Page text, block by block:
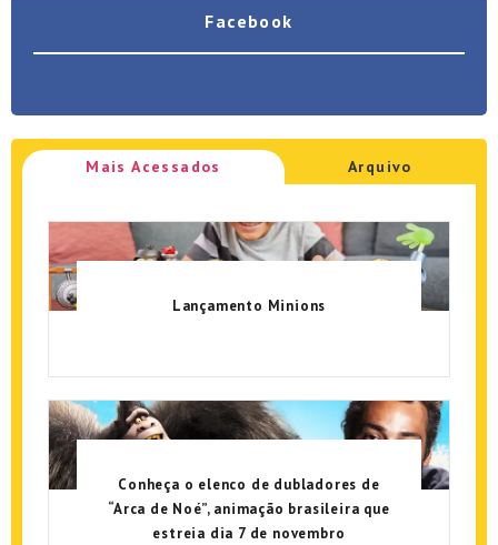
Facebook
Mais Acessados Arquivo
Lançamento Minions
Conheça o elenco de dubladores de
“Arca de Noé”, animação brasileira que
estreia dia 7 de novembro